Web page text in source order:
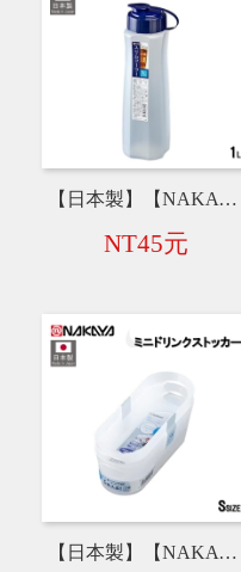
【日本製】【NAKAYA】冷水壺【1L】 C060
NT45元
【日本製】【NAKAYA】收納盒2入【S】 K506